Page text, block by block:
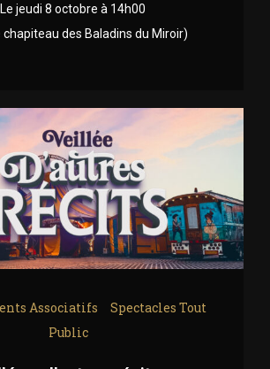
Le jeudi 8 octobre à 14h00
chapiteau des Baladins du Miroir)
Associatifs
Spectacles Tout
Public